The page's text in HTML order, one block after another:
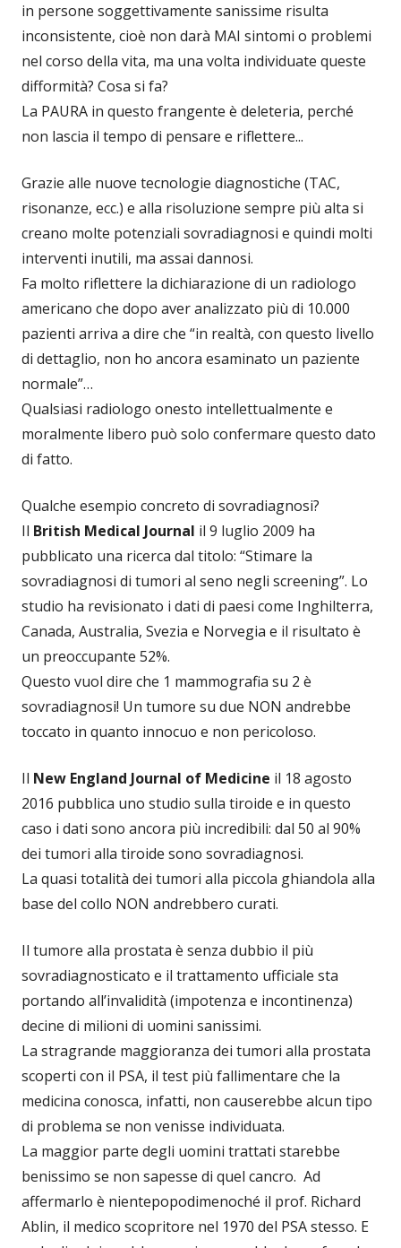
in persone soggettivamente sanissime risulta
inconsistente, cioè non darà MAI sintomi o problemi
nel corso della vita, ma una volta individuate queste
difformità? Cosa si fa?
La PAURA in questo frangente è deleteria, perché
non lascia il tempo di pensare e riflettere...
Grazie alle nuove tecnologie diagnostiche (TAC,
risonanze, ecc.) e alla risoluzione sempre più alta si
creano molte potenziali sovradiagnosi e quindi molti
interventi inutili, ma assai dannosi.
Fa molto riflettere la dichiarazione di un radiologo
americano che dopo aver analizzato più di 10.000
pazienti arriva a dire che “in realtà, con questo livello
di dettaglio, non ho ancora esaminato un paziente
normale”…
Qualsiasi radiologo onesto intellettualmente e
moralmente libero può solo confermare questo dato
di fatto.
Qualche esempio concreto di sovradiagnosi?
Il British Medical Journal il 9 luglio 2009 ha
pubblicato una ricerca dal titolo: “Stimare la
sovradiagnosi di tumori al seno negli screening”. Lo
studio ha revisionato i dati di paesi come Inghilterra,
Canada, Australia, Svezia e Norvegia e il risultato è
un preoccupante 52%.
Questo vuol dire che 1 mammografia su 2 è
sovradiagnosi! Un tumore su due NON andrebbe
toccato in quanto innocuo e non pericoloso.
Il New England Journal of Medicine il 18 agosto
2016 pubblica uno studio sulla tiroide e in questo
caso i dati sono ancora più incredibili: dal 50 al 90%
dei tumori alla tiroide sono sovradiagnosi.
La quasi totalità dei tumori alla piccola ghiandola alla
base del collo NON andrebbero curati.
Il tumore alla prostata è senza dubbio il più
sovradiagnosticato e il trattamento ufficiale sta
portando all’invalidità (impotenza e incontinenza)
decine di milioni di uomini sanissimi.
La stragrande maggioranza dei tumori alla prostata
scoperti con il PSA, il test più fallimentare che la
medicina conosca, infatti, non causerebbe alcun tipo
di problema se non venisse individuata.
La maggior parte degli uomini trattati starebbe
benissimo se non sapesse di quel cancro. Ad
affermarlo è nientepopodimenoché il prof. Richard
Ablin, il medico scopritore nel 1970 del PSA stesso. E